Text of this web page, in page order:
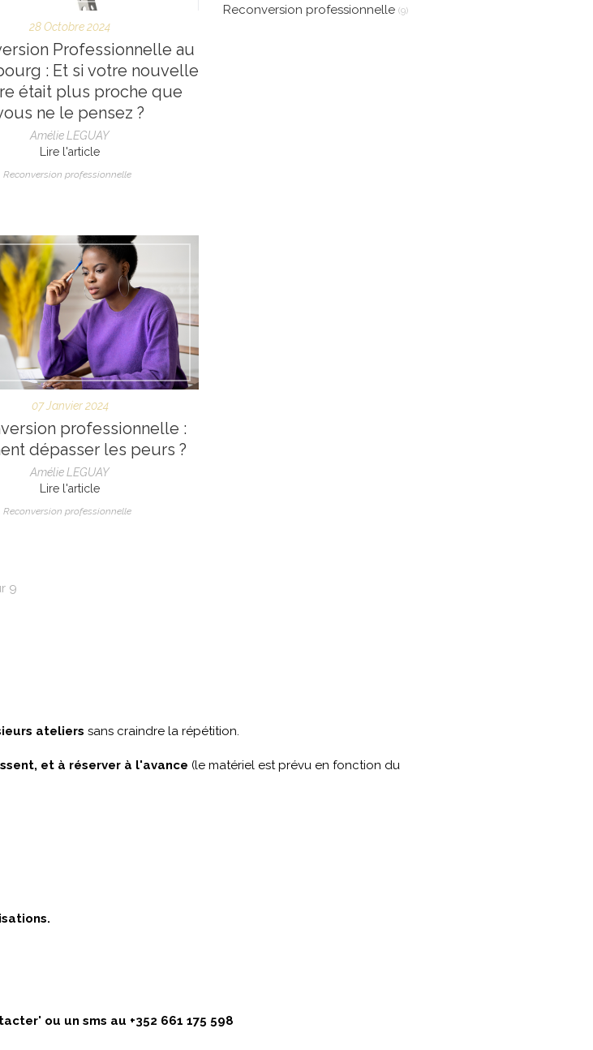
28 Octobre 2024
Professionnelle au
: Et si votre nouvelle
était plus proche que
ne le pensez ?
Amélie LEGUAY
Lire l'article
Reconversion professionnelle
07 Janvier 2024
professionnelle :
dépasser les peurs ?
Amélie LEGUAY
Lire l'article
Reconversion professionnelle
9
Reconversion professionnelle (9)
ateliers sans craindre la répétition.
et à réserver à l'avance (le matériel est prévu en fonction du
ou un sms au +352 661 175 598